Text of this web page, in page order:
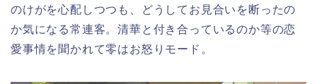
のけがを心配しつつも、どうしてお見合いを断ったの
か気になる常連客。清華と付き合っているのか等の恋
愛事情を聞かれて零はお怒りモード。